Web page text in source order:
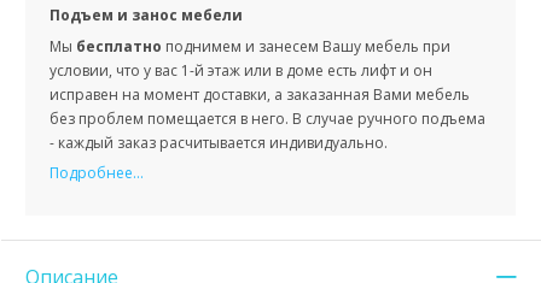
Подъем и занос мебели
Мы бесплатно поднимем и занесем Вашу мебель при
условии, что у вас 1-й этаж или в доме есть лифт и он
исправен на момент доставки, а заказанная Вами мебель
без проблем помещается в него. В случае ручного подъема
- каждый заказ расчитывается индивидуально.
Подробнее...
Описание